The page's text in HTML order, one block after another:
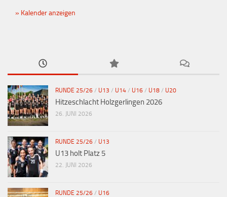
i Kalender anzeigen
RUNDE 25/26 / U13 / U14 / U16 / U18 / U20
Hitzeschlacht Holzgerlingen 2026
26. JUNI 2026
RUNDE 25/26 / U13
U13 holt Platz 5
22. JUNI 2026
RUNDE 25/26 / U16